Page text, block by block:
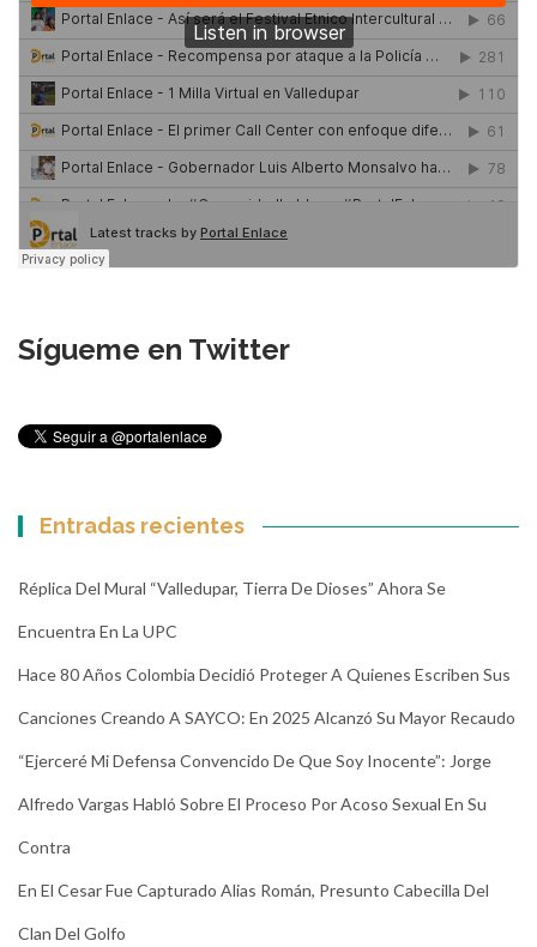
Sígueme en Twitter
Entradas recientes
Réplica Del Mural “Valledupar, Tierra De Dioses” Ahora Se
Encuentra En La UPC
Hace 80 Años Colombia Decidió Proteger A Quienes Escriben Sus
Canciones Creando A SAYCO: En 2025 Alcanzó Su Mayor Recaudo
“Ejerceré Mi Defensa Convencido De Que Soy Inocente”: Jorge
Alfredo Vargas Habló Sobre El Proceso Por Acoso Sexual En Su
Contra
En El Cesar Fue Capturado Alias Román, Presunto Cabecilla Del
Clan Del Golfo